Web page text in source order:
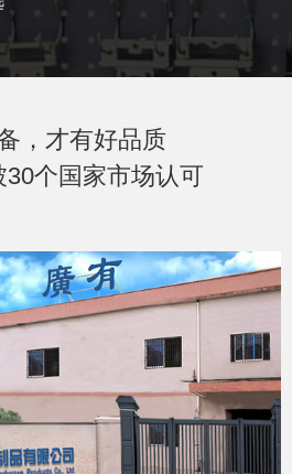
，才有好品质
30个国家市场认可